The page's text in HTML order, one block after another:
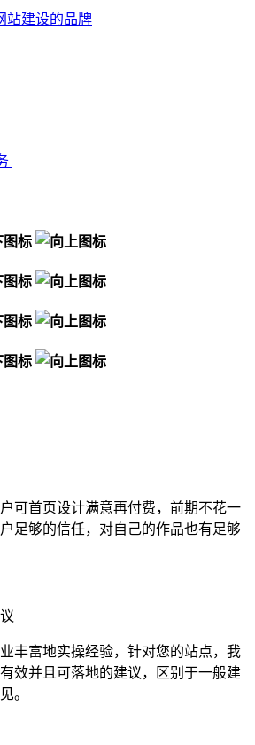
可首页设计满意再付费，前期不花一
足够的信任，对自己的作品也有足够
丰富地实操经验，针对您的站点，我
效并且可落地的建议，区别于一般建
。